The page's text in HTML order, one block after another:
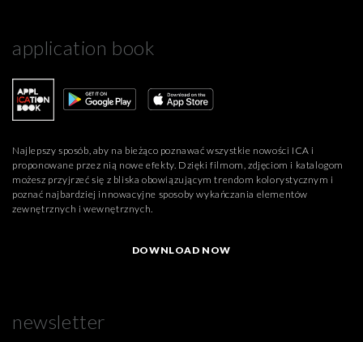
application book
Najlepszy sposób, aby na bieżąco poznawać wszystkie nowości ICA i
proponowane przez nią nowe efekty. Dzięki filmom, zdjęciom i katalogom
możesz przyjrzeć się z bliska obowiązującym trendom kolorystycznym i
poznać najbardziej innowacyjne sposoby wykańczania elementów
zewnętrznych i wewnętrznych.
DOWNLOAD NOW
newsletter